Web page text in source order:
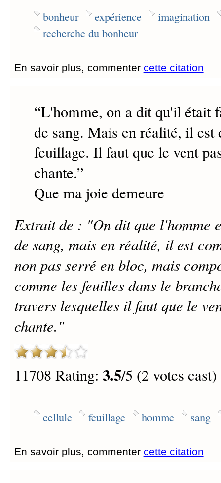
bonheur expérience
imagination
recherche du bonheur
En savoir plus, commenter cette citation
“L'homme, on a dit qu'il était
de sang. Mais en réalité, il est
feuillage. Il faut que le vent
chante.”
Que ma joie demeure
Extrait de : "On dit que l'homme
de sang, mais en réalité, il est
non pas serré en bloc, mais
comme les feuilles dans le
travers lesquelles il faut que le
chante."
11708 Rating: 3.5/5 (2 votes cast)
cellule feuillage homme sang
En savoir plus, commenter cette citation